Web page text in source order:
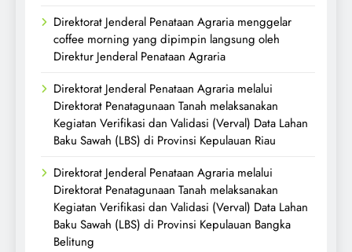
Direktorat Jenderal Penataan Agraria menggelar
coffee morning yang dipimpin langsung oleh
Direktur Jenderal Penataan Agraria
Direktorat Jenderal Penataan Agraria melalui
Direktorat Penatagunaan Tanah melaksanakan
Kegiatan Verifikasi dan Validasi (Verval) Data Lahan
Baku Sawah (LBS) di Provinsi Kepulauan Riau
Direktorat Jenderal Penataan Agraria melalui
Direktorat Penatagunaan Tanah melaksanakan
Kegiatan Verifikasi dan Validasi (Verval) Data Lahan
Baku Sawah (LBS) di Provinsi Kepulauan Bangka
Belitung